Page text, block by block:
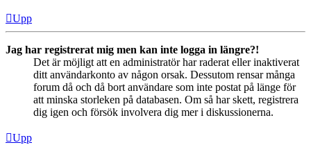
Upp
Jag har registrerat mig men kan inte logga in längre?!
Det är möjligt att en administratör har raderat eller inaktiverat
ditt användarkonto av någon orsak. Dessutom rensar många
forum då och då bort användare som inte postat på länge för
att minska storleken på databasen. Om så har skett, registrera
dig igen och försök involvera dig mer i diskussionerna.
Upp